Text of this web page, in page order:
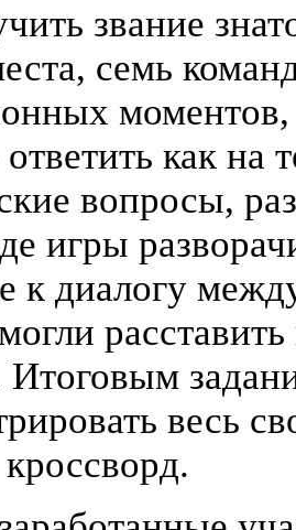
звание
семь
как на
вопросы,
игры
к диалогу
Итоговым
весь